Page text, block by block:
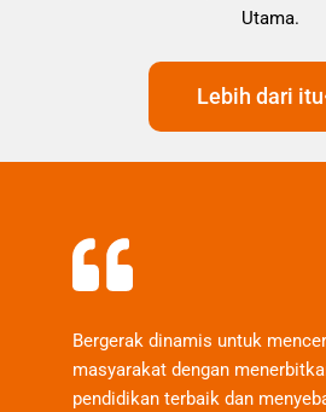
Utama.
Lebih dari itu
Bergerak dinamis untuk
masyarakat dengan
pendidikan terbaik dan